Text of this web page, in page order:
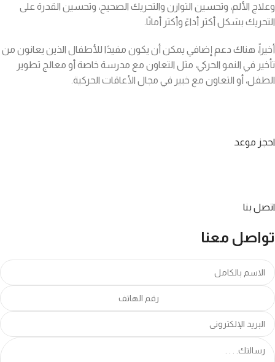
وعلاج الألم، وتحسين التوازن والتحريك الصحيح، وتحسين القدرة على
التحريك بشكل أكثر أداءً وأكثر أمانًا.
أخيراً، هناك دعم إضافي يمكن أن يكون مفيدًا للأطفال الذين يعانون من
تأخير في النمو الحركي، مثل التعاون مع مدرسة خاصة أو معالج تطوير
الطفل، أو التعاون مع خبير في مجال الأعاقات الحركية.
احجز موعد
اتصل بنا
تواصل معنا